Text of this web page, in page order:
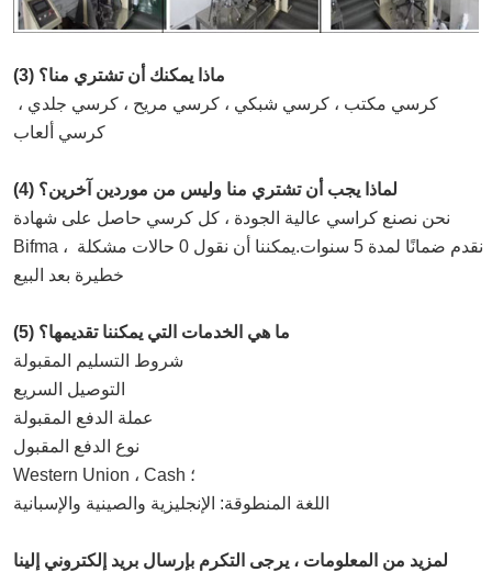
(3) ماذا يمكنك أن تشتري منا؟
كرسي ألعاب
(4) لماذا يجب أن تشتري منا وليس من موردين آخرين؟
نحن نصنع كراسي عالية الجودة ، كل كرسي حاصل على شهادة
Bifma ، نقدم ضمانًا لمدة 5 سنوات.يمكننا أن نقول 0 حالات مشكلة
(5) ما هي الخدمات التي يمكننا تقديمها؟
شروط التسليم المقبولة: FOB ، CFR ، CIF ، EXW ، CIP ،
نوع الدفع المقبول: T / T ، L / C ، D / P D / A ، MoneyGram ،
Western Union ، Cash ؛
اللغة المنطوقة: الإنجليزية والصينية والإسبانية
لمزيد من المعلومات ، يرجى التكرم بإرسال بريد إلكتروني إلينا